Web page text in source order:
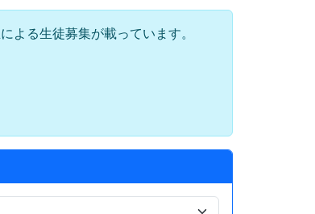
よる生徒募集が載っています。